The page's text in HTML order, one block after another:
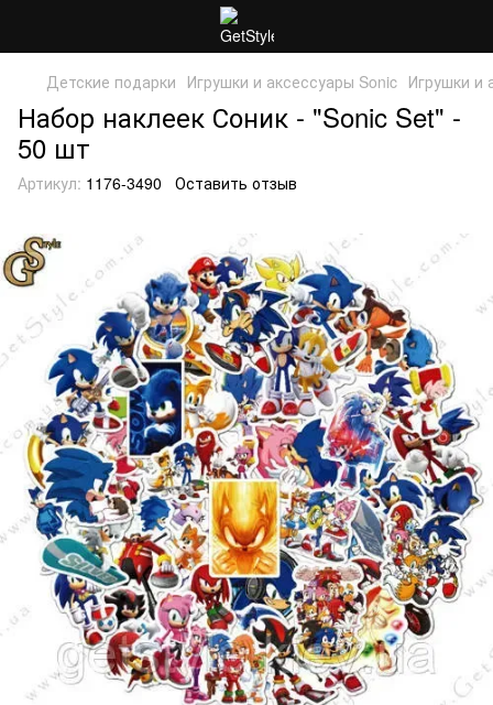
Детские подарки Игрушки и аксессуары Sonic Игрушки и
Набор наклеек Соник - "Sonic Set" -
50 шт
Артикул: 1176-3490 Оставить отзыв